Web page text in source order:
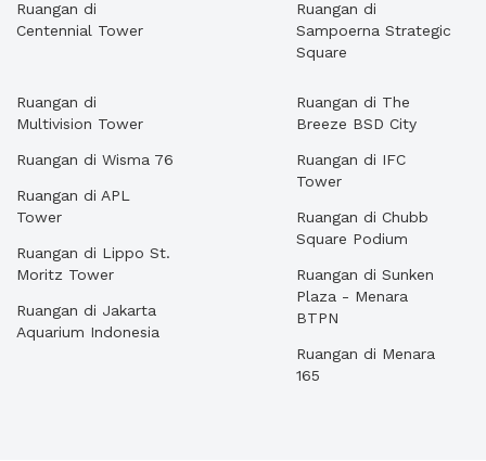
Ruangan di
Centennial Tower
Ruangan di
Sampoerna Strategic
Square
Ruangan di
Multivision Tower
Ruangan di Wisma 76
Ruangan di APL
Tower
Ruangan di Lippo St.
Moritz Tower
Ruangan di Jakarta
Aquarium Indonesia
Ruangan di The
Breeze BSD City
Ruangan di IFC
Tower
Ruangan di Chubb
Square Podium
Ruangan di Sunken
Plaza - Menara
BTPN
Ruangan di Menara
165